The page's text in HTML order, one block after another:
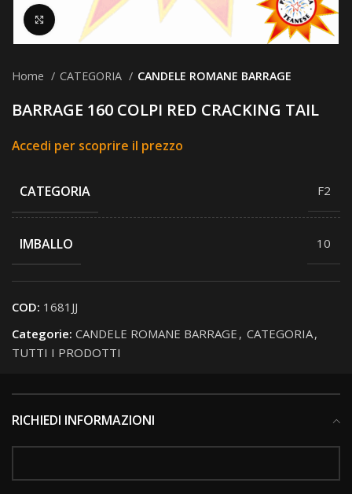
Clicca per ingrandire
Home CATEGORIA CANDELE ROMANE BARRAGE
BARRAGE 160 COLPI RED CRACKING TAIL
Accedi per scoprire il prezzo
CATEGORIA F2
IMBALLO 10
COD: 1681JJ
Categorie: CANDELE ROMANE BARRAGE , CATEGORIA,
TUTTI I PRODOTTI
RICHIEDI INFORMAZIONI